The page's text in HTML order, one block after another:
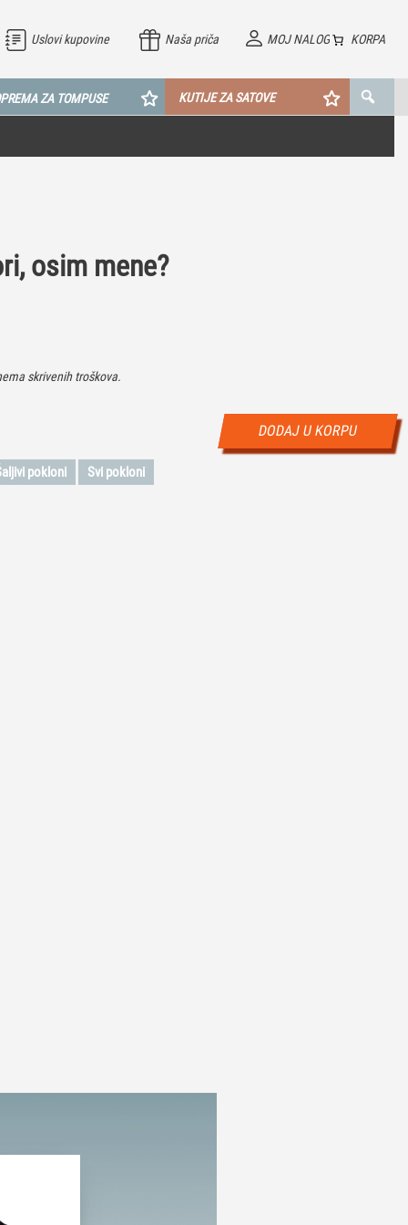
MOJ NALOG KORPA
Uslovi kupovine Naša priča
ZA TOMPUSE KUTIJE ZA SATOVE
osim mene?
skrivenih troškova.
DODAJ U KORPU
pokloni Svi pokloni